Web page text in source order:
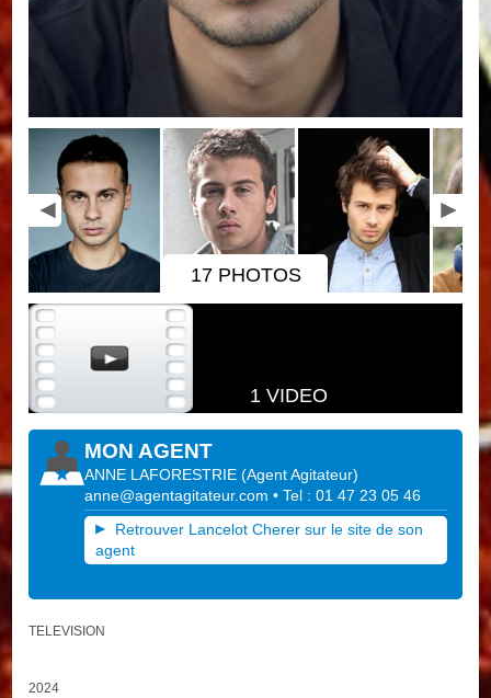
17 PHOTOS
1 VIDEO
MON AGENT
ANNE LAFORESTRIE (Agent Agitateur)
anne@agentagitateur.com • Tel : 01 47 23 05 46
Retrouver Lancelot Cherer sur le site de son
agent
TELEVISION
2024